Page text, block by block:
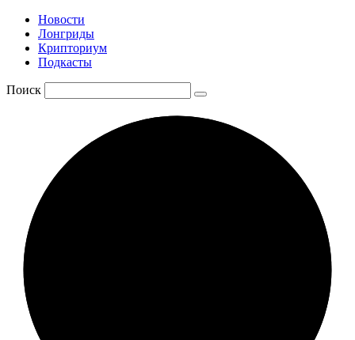
Новости
Лонгриды
Крипториум
Подкасты
Поиск